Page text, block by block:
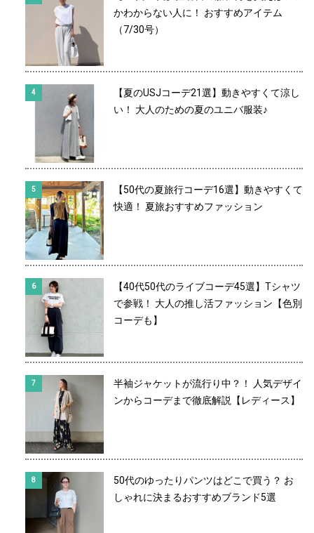
かわからない人に！ おすすめアイテム
（7/30号）
【夏のUSJコーデ21選】動きやすくて涼し
い！ 大人のための夏のユニバ服装♪
【50代の夏旅行コーデ16選】動きやすくて
快適！ 夏旅おすすめファッション
【40代50代のライブコーデ45選】Tシャツ
で参戦！ 大人の推し活ファッション【色別
コーデも】
半袖ジャケットが流行り中？！ 人気デザイ
ンからコーデまで徹底解説【レディース】
50代のゆったりパンツはどこで買う？ お
しゃれに決まるおすすめブランド5選